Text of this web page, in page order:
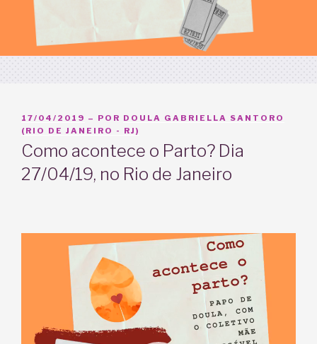
PUBLICADO
EM
17/04/2019 – POR DOULA GABRIELLA SANTORO
(RIO DE JANEIRO - RJ)
Como acontece o Parto? Dia
27/04/19, no Rio de Janeiro